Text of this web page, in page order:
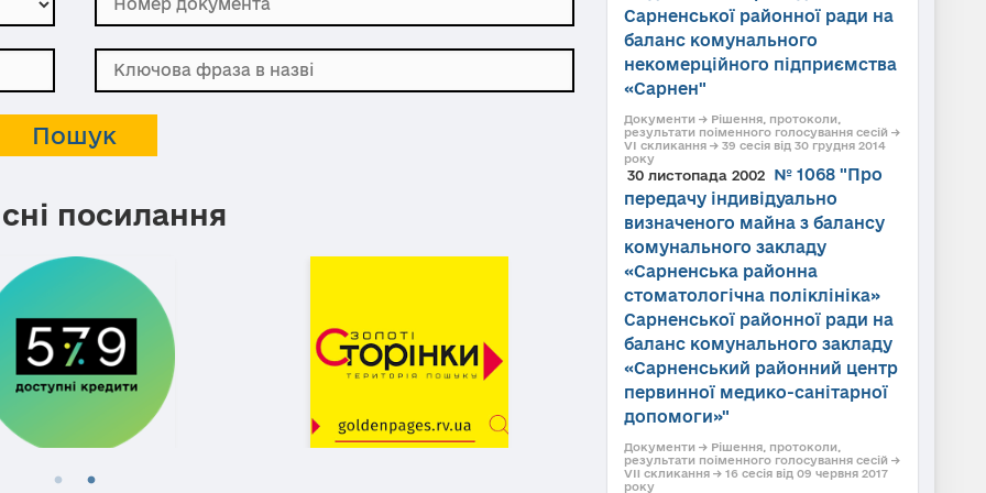
посилання
Сарненської районної ради на
баланс комунального
некомерційного підприємства
«Сарнен"
Документи → Рішення, протоколи,
результати поіменного голосування сесій →
VI скликання → 39 сесія від 30 грудня 2014
року
30 листопада 2002
№ 1068 "Про
передачу індивідуально
визначеного майна з балансу
комунального закладу
«Сарненська районна
стоматологічна поліклініка»
Сарненської районної ради на
баланс комунального закладу
«Сарненський районний центр
первинної медико-санітарної
допомоги»"
Документи → Рішення, протоколи,
результати поіменного голосування сесій →
VII скликання → 16 сесія від 09 червня 2017
року